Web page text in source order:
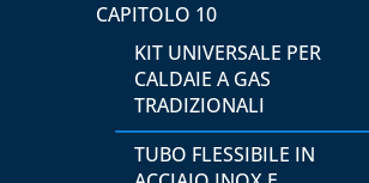
ACCESSORI
CAPITOLO 13
ACCESSORI PER SCARICO
TERMOSTATI E
CRONOTERMOSTATI
VALVOLE DI SICUREZZA
CAPITOLO 05
CAPITOLO 10
KIT UNIVERSALE PER
CALDAIE A GAS
TRADIZIONALI
TUBO FLESSIBILE IN